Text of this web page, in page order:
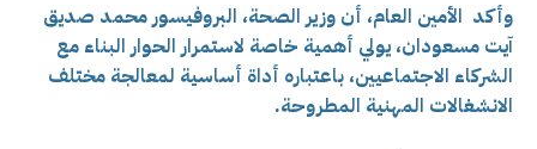
وأكد الأمين العام، أن وزير الصحة، البروفيسور محمد صديق
آيت مسعودان، يولي أهمية خاصة لاستمرار الحوار البناء مع
الشركاء الاجتماعيين، باعتباره أداة أساسية لمعالجة مختلف
الانشغالات المهنية المطروحة.